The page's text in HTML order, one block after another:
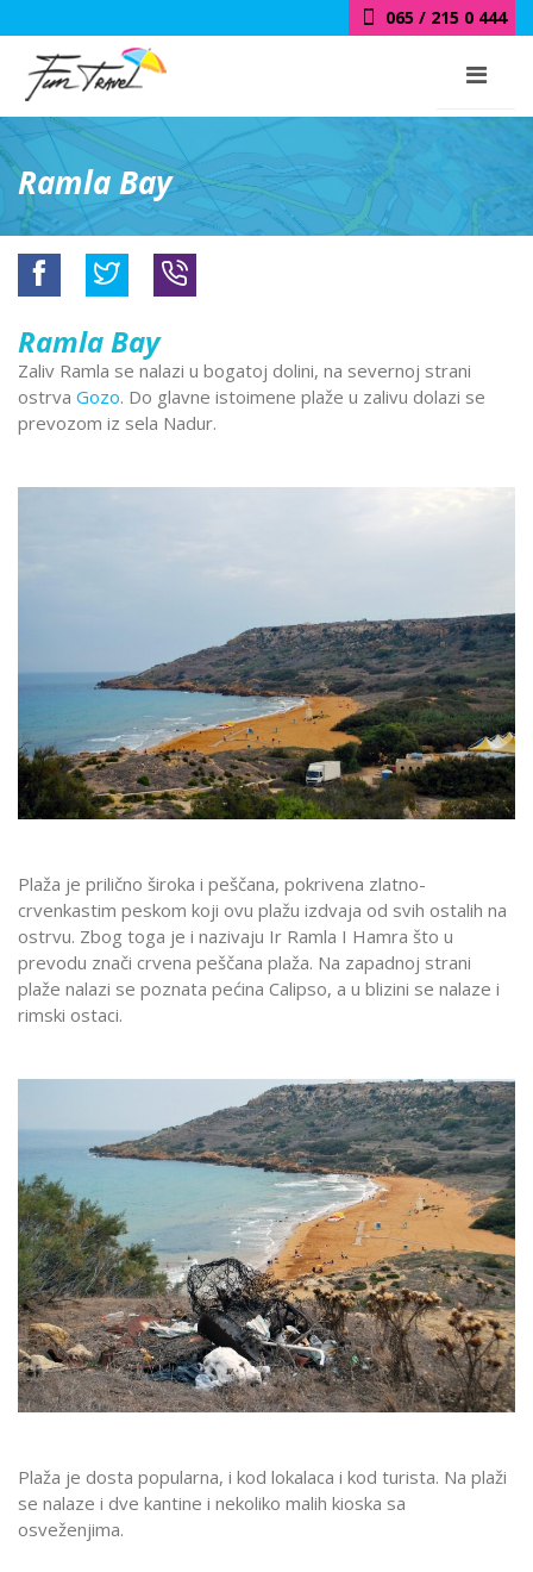
065 / 215 0 444
Ramla Bay
Ramla Bay
Zaliv Ramla se nalazi u bogatoj dolini, na severnoj strani
ostrva Gozo. Do glavne istoimene plaže u zalivu dolazi se
prevozom iz sela Nadur.
Plaža je prilično široka i peščana, pokrivena zlatno-
crvenkastim peskom koji ovu plažu izdvaja od svih ostalih na
ostrvu. Zbog toga je i nazivaju Ir Ramla I Hamra što u
prevodu znači crvena peščana plaža. Na zapadnoj strani
plaže nalazi se poznata pećina Calipso, a u blizini se nalaze i
rimski ostaci.
Plaža je dosta popularna, i kod lokalaca i kod turista. Na plaži
se nalaze i dve kantine i nekoliko malih kioska sa
osveženjima.